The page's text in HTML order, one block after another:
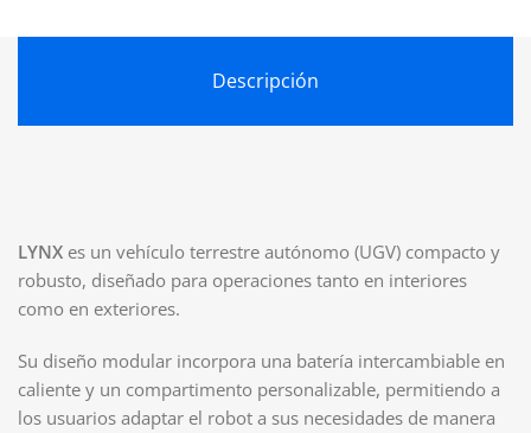
Descripción
LYNX es un vehículo terrestre autónomo (UGV) compacto y
robusto, diseñado para operaciones tanto en interiores
como en exteriores.
Su diseño modular incorpora una batería intercambiable en
caliente y un compartimento personalizable, permitiendo a
los usuarios adaptar el robot a sus necesidades de manera